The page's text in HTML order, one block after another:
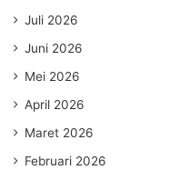
Juli 2026
Juni 2026
Mei 2026
April 2026
Maret 2026
Februari 2026